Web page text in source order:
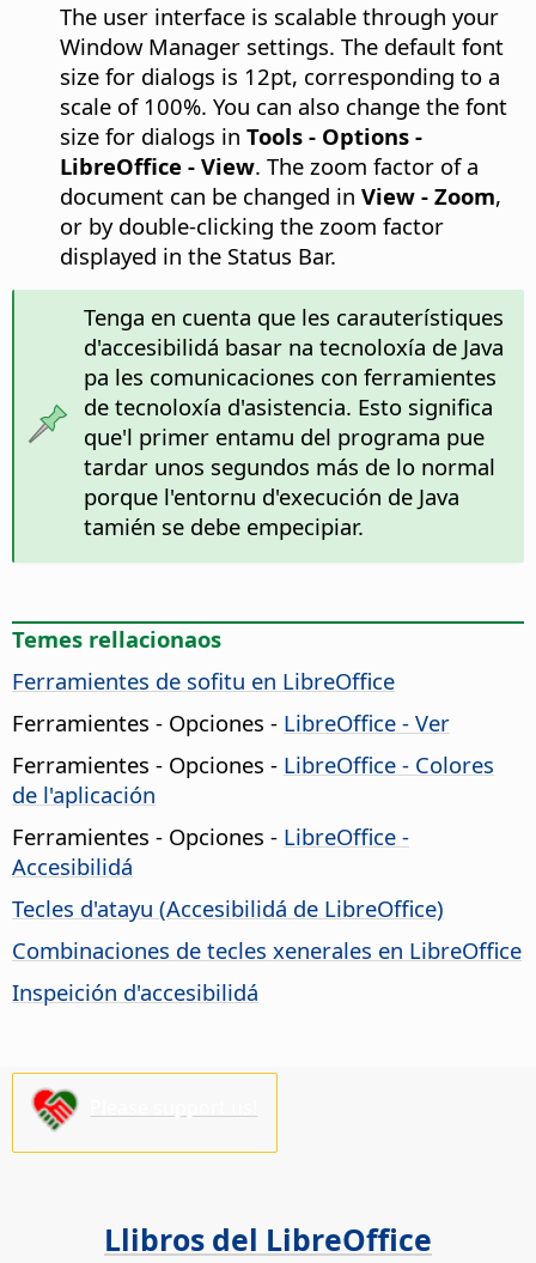
The user interface is scalable through your
Window Manager settings. The default font
size for dialogs is 12pt, corresponding to a
scale of 100%. You can also change the font
size for dialogs in Tools - Options -
LibreOffice - View. The zoom factor of a
document can be changed in View - Zoom,
or by double-clicking the zoom factor
displayed in the Status Bar.
Tenga en cuenta que les carauterístiques
d'accesibilidá basar na tecnoloxía de Java
pa les comunicaciones con ferramientes
de tecnoloxía d'asistencia. Esto significa
que'l primer entamu del programa pue
tardar unos segundos más de lo normal
porque l'entornu d'execución de Java
tamién se debe empecipiar.
Temes rellacionaos
Ferramientes de sofitu en LibreOffice
Ferramientes - Opciones - LibreOffice - Ver
Ferramientes - Opciones - LibreOffice - Colores
de l'aplicación
Ferramientes - Opciones - LibreOffice -
Accesibilidá
Tecles d'atayu (Accesibilidá de LibreOffice)
Combinaciones de tecles xenerales en LibreOffice
Inspeición d'accesibilidá
Llibros del LibreOffice